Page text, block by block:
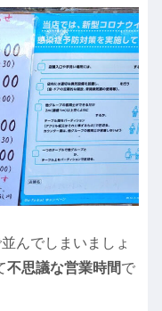
んでしまいましょ
不思議な営業時間で